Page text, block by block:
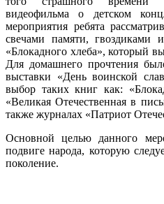
видеофильма о детском
мероприятия ребята
свечами памяти,
«Блокадного хлеба», который
Для домашнего прочтения
выставки «День воинской
выбор таких книг как:
«Великая Отечественная в
также журналах «Патриот
Основной целью данного
подвиге народа, которую
поколение.